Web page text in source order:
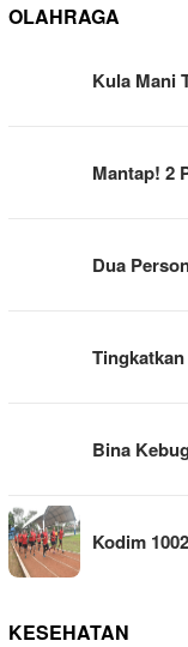
OLAHRAGA
Kula Mani
Mantap! 2
Dua
Bina
Kodim
KESEHATAN